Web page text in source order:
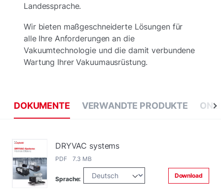
Landessprache.
Wir bieten maßgeschneiderte Lösungen für
alle Ihre Anforderungen an die
Vakuumtechnologie und die damit verbundene
Wartung Ihrer Vakuumausrüstung.
DOKUMENTE VERWANDTE PRODUKTE
DRYVAC systems
PDF 7.3 MB
Sprache: Download